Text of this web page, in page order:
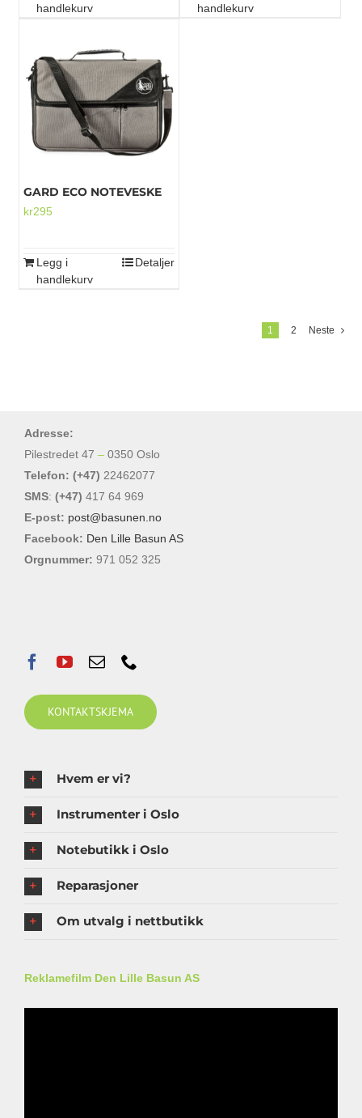
handlekurv
handlekurv
GARD ECO NOTEVESKE
kr295
Legg i
handlekurv
Detaljer
1 2 Neste
Adresse:
Pilestredet 47 – 0350 Oslo
Telefon: (+47) 22462077
SMS: (+47) 417 64 969
E-post: post@basunen.no
Facebook: Den Lille Basun AS
Orgnummer: 971 052 325
KONTAKTSKJEMA
Hvem er vi?
Instrumenter i Oslo
Notebutikk i Oslo
Reparasjoner
Om utvalg i nettbutikk
Reklamefilm Den Lille Basun AS